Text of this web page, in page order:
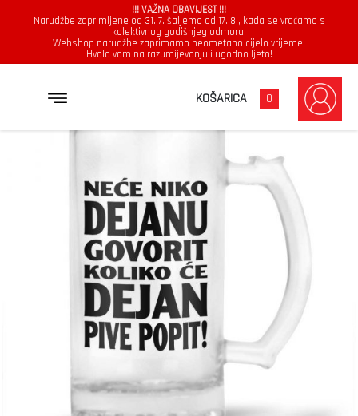
!!! VAŽNA OBAVIJEST !!!
Narudžbe zaprimljene od 31. 7. šaljemo od 17. 8., kada se vraćamo s
kolektivnog godišnjeg odmora.
Webshop narudžbe zaprimamo neometano cijelo vrijeme!
Hvala vam na razumijevanju i ugodno ljeto!
KOŠARICA 0
NEĆE NIKO DEJANU GOVORIT KOLIKO ĆE DEJAN PIVE POPIT